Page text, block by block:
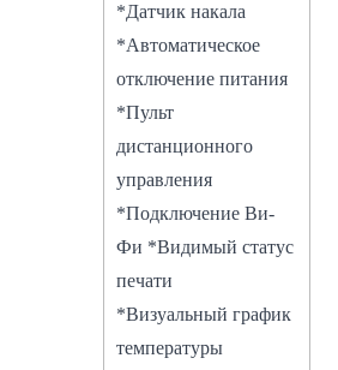
*Датчик накала
*Автоматическое
отключение питания
*Пульт
дистанционного
управления
*Подключение Ви-
Фи *Видимый статус
печати
*Визуальный график
температуры